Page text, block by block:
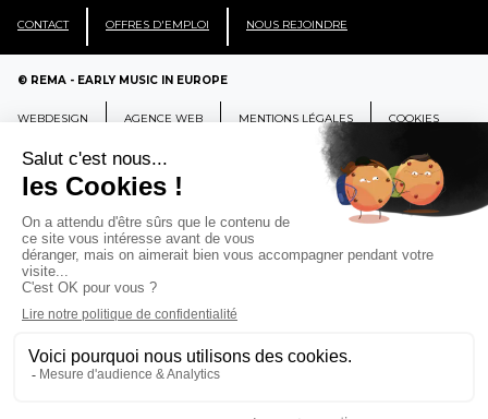
CONTACT OFFRES D'EMPLOI NOUS REJOINDRE
© REMA - EARLY MUSIC IN EUROPE
WEBDESIGN AGENCE WEB MENTIONS LÉGALES COOKIES
REMA
RÉSEAU EUROPÉEN DE MUSIQUE
ANCIENNE EUROPEAN EARLY MUSIC
CCR Ambronay - Place Thollon F-01500 Ambronay,